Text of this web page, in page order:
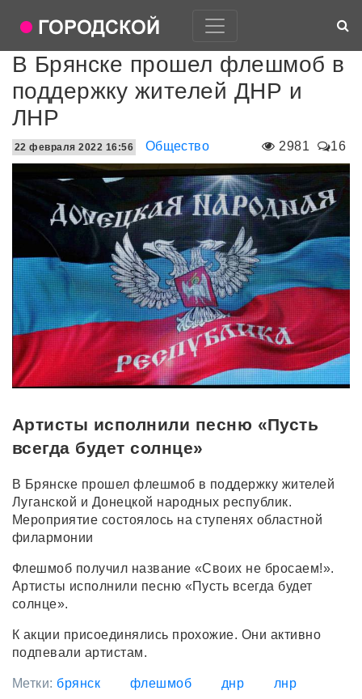
В Брянске прошел флешмоб в
поддержку жителей ДНР и
ЛНР
2981 16
22 февраля 2022 16:56 Общество
Артисты исполнили песню «Пусть
всегда будет солнце»
В Брянске прошел флешмоб в поддержку жителей
Луганской и Донецкой народных республик.
Мероприятие состоялось на ступенях областной
филармонии
Флешмоб получил название «Своих не бросаем!».
Артисты исполнили песню «Пусть всегда будет
солнце».
К акции присоединялись прохожие. Они активно
подпевали артистам.
Метки: брянск флешмоб днр лнр